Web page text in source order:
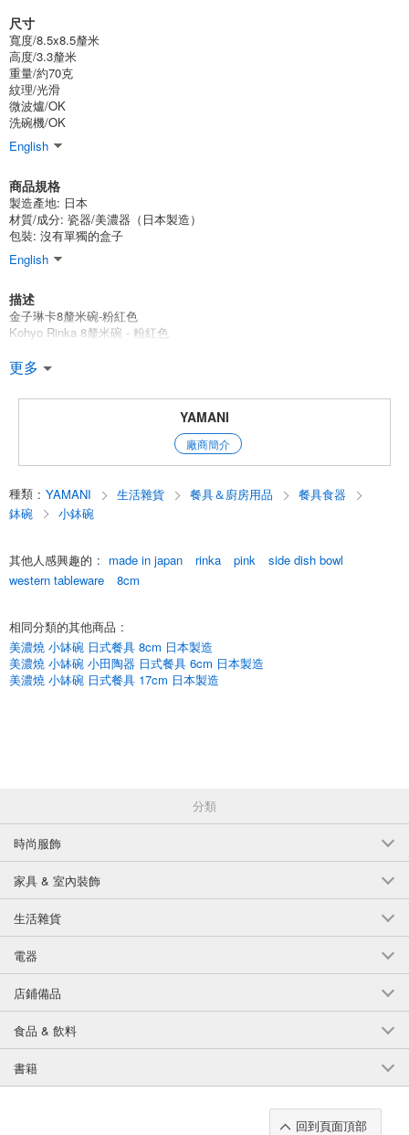
尺寸
寬度/8.5x8.5釐米
高度/3.3釐米
重量/約70克
紋理/光滑
微波爐/OK
洗碗機/OK
English
商品規格
製造產地: 日本
材質/成分: 瓷器/美濃器（日本製造）
包裝: 沒有單獨的盒子
English
描述
金子琳卡8釐米碗-粉紅色
Kohyo Rinka 8釐米碗 - 粉紅色
Rinka系列的花瓣狀邊緣設計令人印象深刻。
略帶粉色的色調使你的桌子協調得更加華麗和可愛。
耐用性。
推薦用途：碗、小碗、沙拉碗、甜點碗
*點擊這裡，按到達順序查看新項目列表/新項目
*點擊這裡查看人氣
更多
YAMANI
廠商簡介
種類 : YAMANI 生活雜貨 餐具＆廚房用品
餐具食器
鉢碗
小鉢碗
其他人感興趣的 : made in japan rinka pink
side dish bowl
western tableware
8cm
相同分類的其他商品 :
美濃燒 小缽碗 日式餐具 8cm 日本製造
美濃燒 小缽碗 小田陶器 日式餐具 6cm 日本製造
美濃燒 小缽碗 日式餐具 17cm 日本製造
分類
時尚服飾
家具 & 室內裝飾
生活雜貨
電器
店鋪備品
食品 & 飲料
書籍
回到頁面頂部